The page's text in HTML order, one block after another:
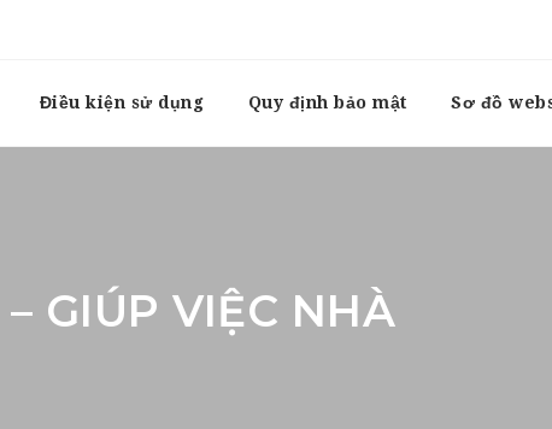
Điều kiện sử dụng Quy định bảo mật Sơ đồ
GIÚP VIỆC NHÀ